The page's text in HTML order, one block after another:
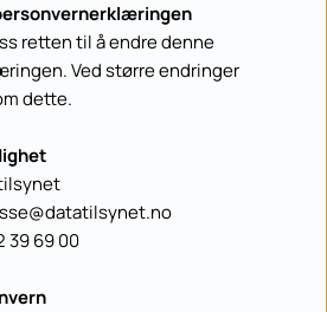
retten til å endre denne
Ved større endringer
dette.
39 69 00